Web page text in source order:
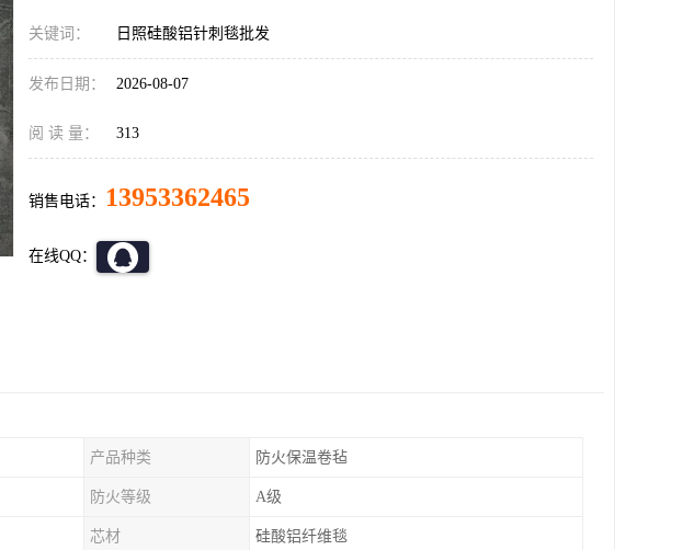
关键词： 日照硅酸铝针刺毯批发
发布日期： 2026-08-07
阅 读 量： 313
销售电话： 13953362465
在线QQ：
产品种类 防火保温卷毡
防火等级 A级
芯材 硅酸铝纤维毯